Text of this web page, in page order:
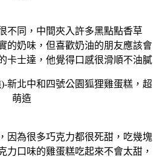
不同， 中間夾入許多黑點點香草
的奶味，但喜歡奶油的朋友應該會
卡士達，他覺得口感很滑順不油膩
因為很多巧克力都很死甜，吃幾塊
力口味的雞蛋糕吃起來不會太甜，